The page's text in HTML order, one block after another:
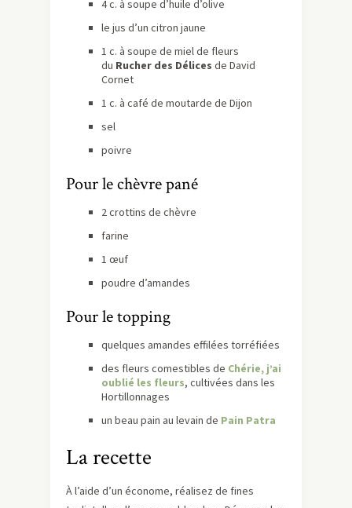
4 c. à soupe d’huile d’olive
le jus d’un citron jaune
1 c. à soupe de miel de fleurs
du Rucher des Délices de David
Cornet
1 c. à café de moutarde de Dijon
sel
poivre
Pour le chèvre pané
2 crottins de chèvre
farine
1 œuf
poudre d’amandes
Pour le topping
quelques amandes effilées torréfiées
des fleurs comestibles de Chérie, j’ai
oublié les fleurs, cultivées dans les
Hortillonnages
un beau pain au levain de Pain Patra
La recette
À l’aide d’un économe, réalisez de fines